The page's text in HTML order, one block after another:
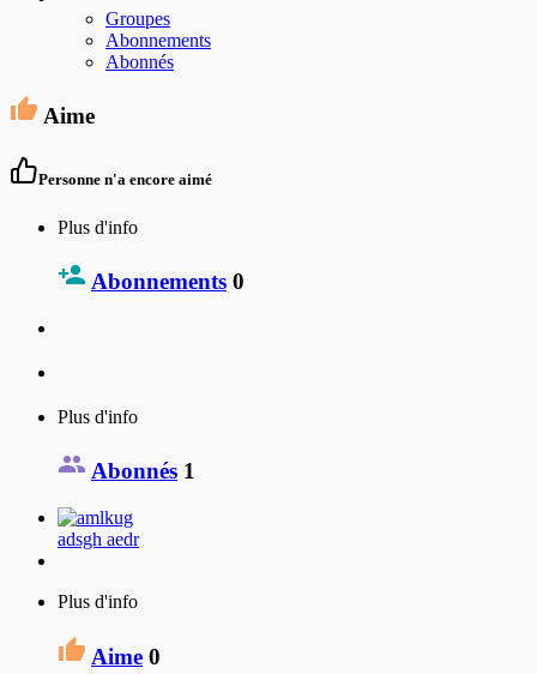
Groupes
Abonnements
Abonnés
Aime
Personne n'a encore aimé
Plus d'info
Abonnements 0
Plus d'info
Abonnés 1
adsgh aedr
Plus d'info
Aime 0